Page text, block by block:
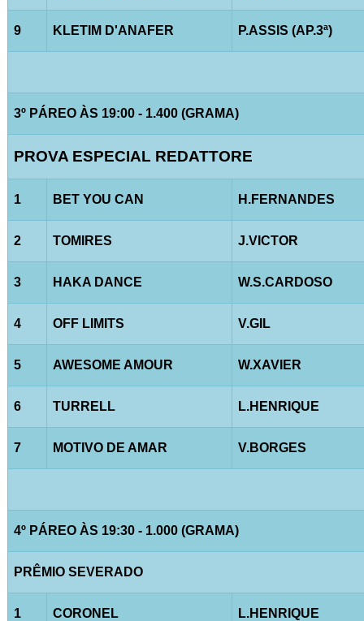
9 KLETIM D'ANAFER P.ASSIS (AP.3ª)
3º PÁREO ÀS 19:00 - 1.400 (GRAMA)
PROVA ESPECIAL REDATTORE
1 BET YOU CAN H.FERNANDES
2 TOMIRES J.VICTOR
3 HAKA DANCE W.S.CARDOSO
4 OFF LIMITS V.GIL
5 AWESOME AMOUR W.XAVIER
6 TURRELL L.HENRIQUE
7 MOTIVO DE AMAR V.BORGES
4º PÁREO ÀS 19:30 - 1.000 (GRAMA)
PRÊMIO SEVERADO
1 CORONEL L.HENRIQUE